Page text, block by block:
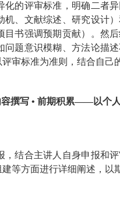
的评审标准，明确二者
、文献综述、研究设计
目书强调预期贡献）。然
题意识模糊、方法论描
审标准为准则，结合自
容撰写 • 前期积累——以个人
结合主讲人自身申报和
等方面进行详细阐述，以